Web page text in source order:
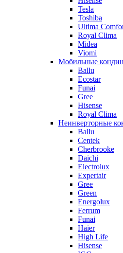
Tesla
Toshiba
Ultima
Royal Clima
Midea
Viomi
Мобильные
Ballu
Ecostar
Funai
Gree
Hisense
Royal Clima
Неинверторные
Ballu
Centek
Cherbrooke
Daichi
Electrolux
Expertair
Gree
Green
Energolux
Ferrum
Funai
Haier
High Life
Hisense